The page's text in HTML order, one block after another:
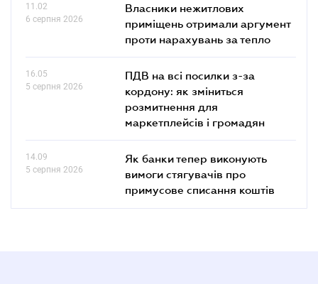
11.02
6 серпня 2026
Власники нежитлових
приміщень отримали аргумент
проти нарахувань за тепло
16.05
5 серпня 2026
ПДВ на всі посилки з-за
кордону: як зміниться
розмитнення для
маркетплейсів і громадян
14.09
5 серпня 2026
Як банки тепер виконують
вимоги стягувачів про
примусове списання коштів